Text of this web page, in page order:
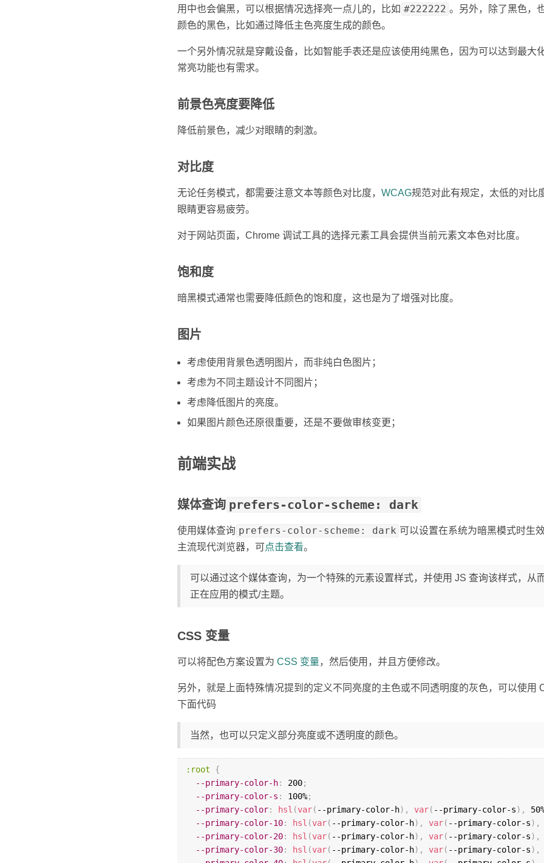
用中也会偏黑，可以根据情况选择亮一点儿的，比如 #222222 。另外，除了黑色，
颜色的黑色，比如通过降低主色亮度生成的颜色。
一个另外情况就是穿戴设备，比如智能手表还是应该使用纯黑色，因为可以达到最大
常亮功能也有需求。
前景色亮度要降低
降低前景色，减少对眼睛的刺激。
对比度
无论任务模式，都需要注意文本等颜色对比度， WCAG规范对此有规定，太低的对比
眼睛更容易疲劳。
对于网站页面，Chrome 调试工具的选择元素工具会提供当前元素文本色对比度。
饱和度
暗黑模式通常也需要降低颜色的饱和度，这也是为了增强对比度。
图片
考虑使用背景色透明图片，而非纯白色图片；
考虑为不同主题设计不同图片；
考虑降低图片的亮度。
如果图片颜色还原很重要，还是不要做审核变更；
前端实战
媒体查询 prefers-color-scheme: dark
使用媒体查询 prefers-color-scheme: dark 可以设置在系统为暗黑模式时生
主流现代浏览器，可点击查看。
可以通过这个媒体查询，为一个特殊的元素设置样式，并使用 JS 查询该样式，从
正在应用的模式/主题。
CSS 变量
可以将配色方案设置为 CSS 变量，然后使用，并且方便修改。
另外，就是上面特殊情况提到的定义不同亮度的主色或不同透明度的灰色，可以使用
下面代码
当然，也可以只定义部分亮度或不透明度的颜色。
:root
{
--primary-color-h: 200;
--primary-color-s : 100%;
--primary-color: hsl (var( --primary-color-h) , var( --primary-color-s) ,
--primary-color-10: hsl (var( --primary-color-h) , var( --primary-color-s) ,
--primary-color-20: hsl (var( --primary-color-h) , var( --primary-color-s) ,
--primary-color-30: hsl (var( --primary-color-h) , var( --primary-color-s) ,